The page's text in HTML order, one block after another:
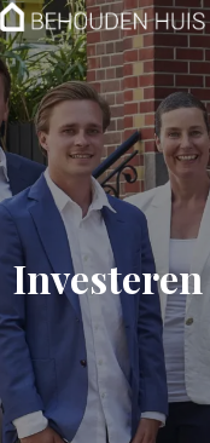
Hoe werkt het?
Over ons
Nieuwsbrief
Contact